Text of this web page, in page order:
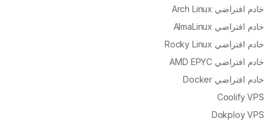
خادم افتراضي Arch Linux
خادم افتراضي AlmaLinux
خادم افتراضي Rocky Linux
خادم افتراضي AMD EPYC
خادم افتراضي Docker
Coolify VPS
Dokploy VPS